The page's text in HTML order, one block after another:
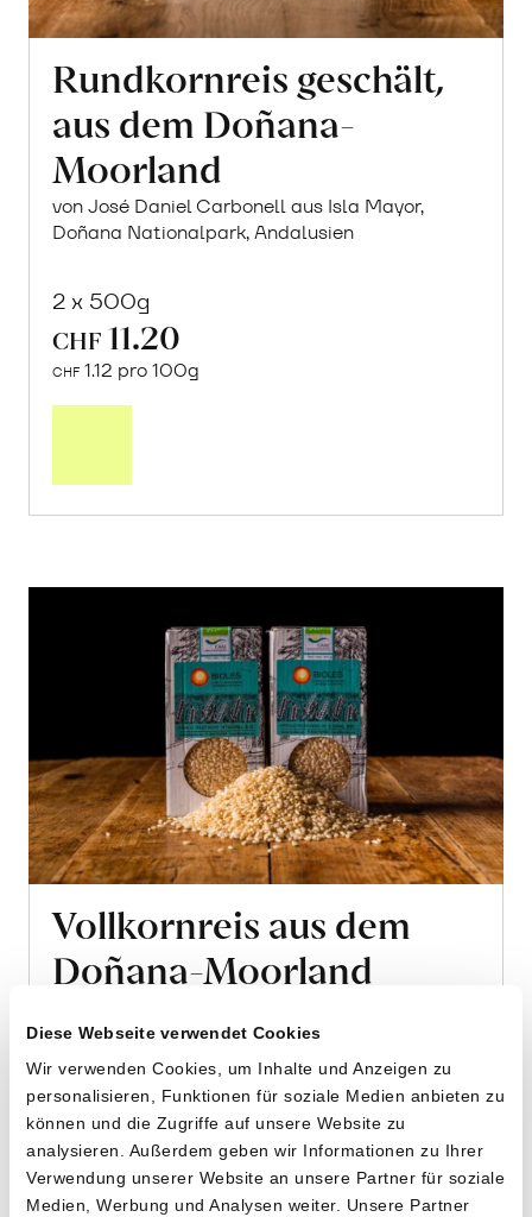
Diese Webseite verwendet Cookies
Wir verwenden Cookies, um Inhalte und Anzeigen zu
personalisieren, Funktionen für soziale Medien anbieten zu
können und die Zugriffe auf unsere Website zu
analysieren. Außerdem geben wir Informationen zu Ihrer
Verwendung unserer Website an unsere Partner für soziale
Medien, Werbung und Analysen weiter. Unsere Partner
Rundkornreis geschält,
aus dem Doñana-
Moorland
von José Daniel Carbonell aus Isla Mayor,
Doñana Nationalpark, Andalusien
2 x 500g
CHF 11.20
CHF 1.12 pro 100g
Vollkornreis aus dem
Doñana-Moorland
Doñana Nationalpark, Andalusien
2 x 500g
CHF10.90
CHF1.09 pro 100g
In